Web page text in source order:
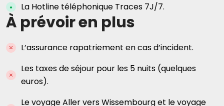
La Hotline téléphonique Traces 7J/7.
À prévoir en plus
L’assurance rapatriement en cas d’incident.
Les taxes de séjour pour les 5 nuits (quelques
euros).
Le voyage Aller vers Wissembourg et le voyage